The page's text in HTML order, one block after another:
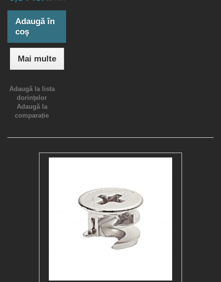
Adaugă în
coş
Mai multe
Adaugă la lista
dorinţelor
Adaugă la
comparație